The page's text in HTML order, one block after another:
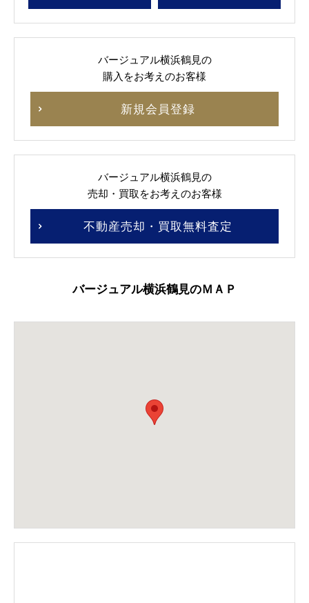
バージュアル横浜鶴見の
購入をお考えのお客様
新規会員登録
バージュアル横浜鶴見の
売却・買取をお考えのお客様
不動産売却・買取無料査定
バージュアル横浜鶴見のＭＡＰ